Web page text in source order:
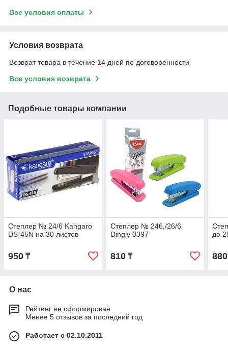
Все условия оплаты
Условия возврата
Возврат товара в течение 14 дней по договоренности
Все условия возврата
Подобные товары компании
Степлер № 24/6 Kangaro
DS-45N на 30 листов
950 ₸
Степлер № 246,/26/6
Dingly 0397
810₸
до
880
О нас
Рейтинг не сформирован
Менее 5 отзывов за последний год
Работает с 02.10.2011